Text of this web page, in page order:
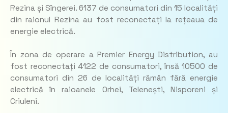
Rezina și Sîngerei. 6137 de consumatori din 15 localități
din raionul Rezina au fost reconectați la rețeaua de
energie electrică.
În zona de operare a Premier Energy Distribution, au
fost reconectați 4122 de consumatori, însă 10500 de
consumatori din 26 de localități rămân fără energie
electrică în raioanele Orhei, Telenești, Nisporeni și
Criuleni.